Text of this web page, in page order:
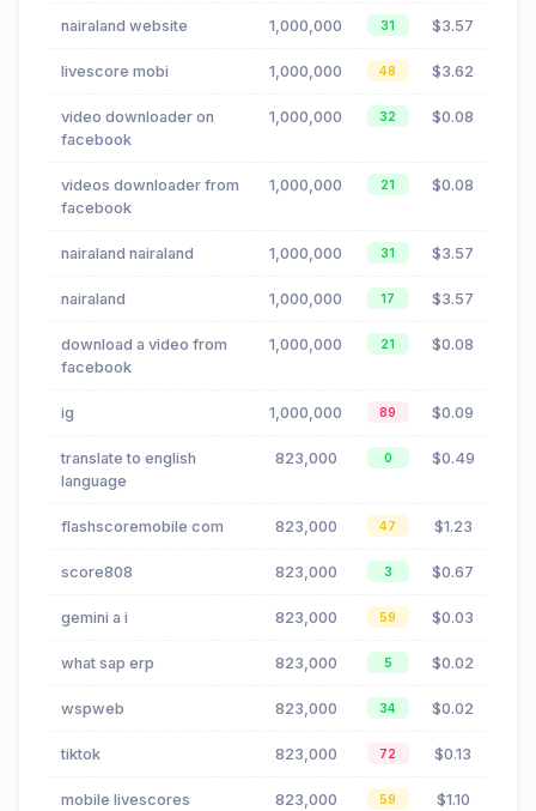
nairaland website 1,000,000 31 $3.57
livescore mobi 1,000,000 48 $3.62
video downloader on
facebook
1,000,000 32 $0.08
videos downloader from
facebook
1,000,000 21 $0.08
nairaland nairaland 1,000,000 31 $3.57
nairaland 1,000,000 17 $3.57
download a video from
facebook
1,000,000 21 $0.08
ig 1,000,000 89 $0.09
translate to english
language
823,000 0 $0.49
flashscoremobile com 823,000 47 $1.23
score808 823,000 3 $0.67
gemini a i 823,000 59 $0.03
what sap erp 823,000 5 $0.02
wspweb 823,000 34 $0.02
tiktok 823,000 72 $0.13
mobile livescores 823,000 59 $1.10